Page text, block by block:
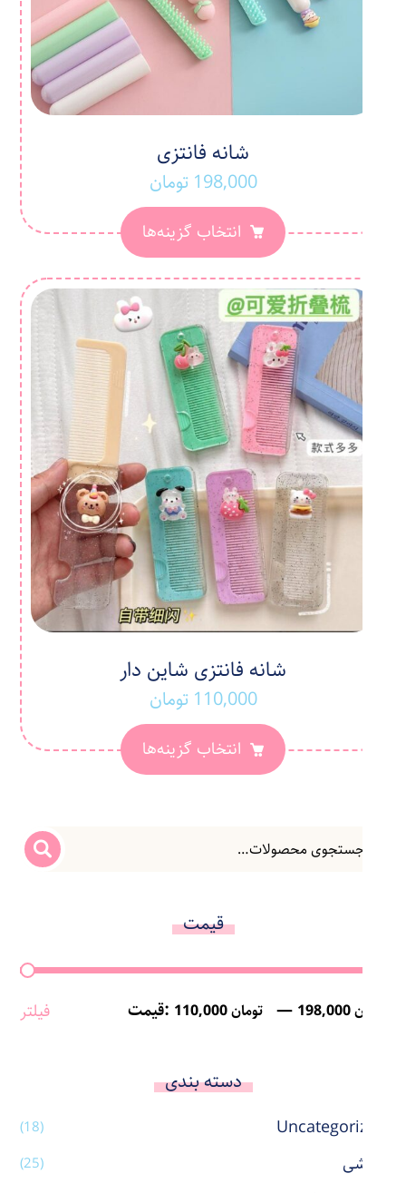
شانه فانتزی
198,000 تومان
انتخاب گزینه‌ها
شانه فانتزی شاین دار
110,000 تومان
انتخاب گزینه‌ها
قیمت
فیلتر قیمت: 110,000 تومان — 198,000 تومان
دسته بندی
Uncategorized
(18)
آرایشی (25)